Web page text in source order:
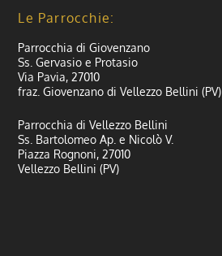
Le Parrocchie:
Parrocchia di Giovenzano
Ss. Gervasio e Protasio
Via Pavia, 27010
fraz. Giovenzano di Vellezzo Bellini (PV)
Parrocchia di Vellezzo Bellini
Ss. Bartolomeo Ap. e Nicolò V.
Piazza Rognoni, 27010
Vellezzo Bellini (PV)